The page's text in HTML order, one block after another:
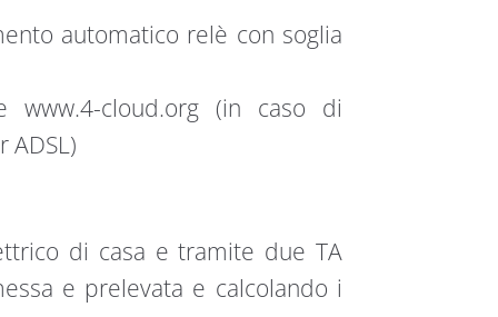
automatico relè con soglia
cloud.org (in caso di
di casa e tramite due TA
e prelevata e calcolando i